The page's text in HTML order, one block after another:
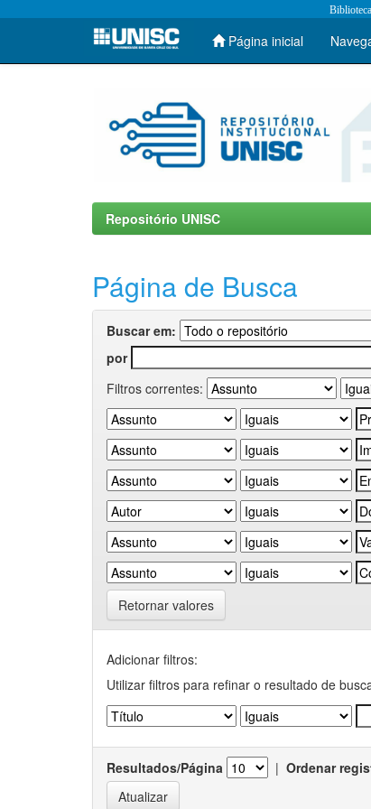
Skip
Biblioteca
Página inicial
Repositório UNISC
Página de Busca
Buscar em:
por
Filtros correntes:
Retornar valores
Adicionar filtros:
Utilizar filtros para refinar o resultado de
Resultados/Página | Ordenar